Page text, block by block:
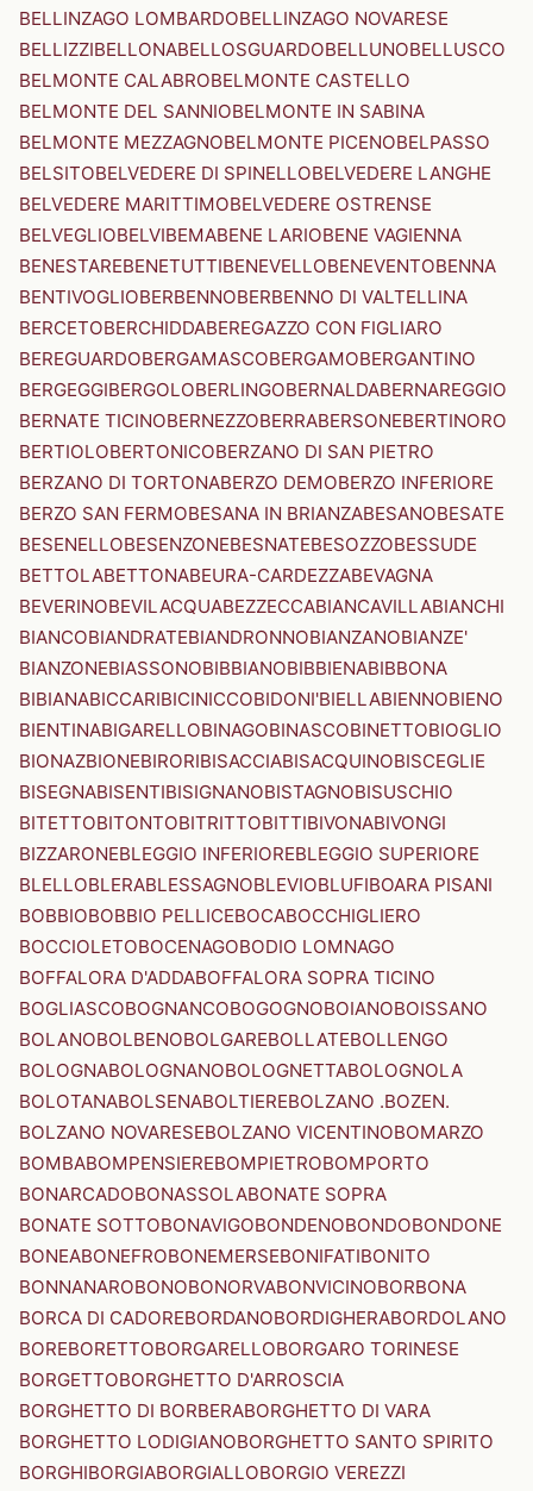
BELLINZAGO LOMBARDOBELLINZAGO NOVARESE
BELLIZZIBELLONABELLOSGUARDOBELLUNOBELLUSCO
BELMONTE CALABROBELMONTE CASTELLO
BELMONTE DEL SANNIOBELMONTE IN SABINA
BELMONTE MEZZAGNOBELMONTE PICENOBELPASSO
BELSITOBELVEDERE DI SPINELLOBELVEDERE LANGHE
BELVEDERE MARITTIMOBELVEDERE OSTRENSE
BELVEGLIOBELVIBEMABENE LARIOBENE VAGIENNA
BENESTAREBENETUTTIBENEVELLOBENEVENTOBENNA
BENTIVOGLIOBERBENNOBERBENNO DI VALTELLINA
BERCETOBERCHIDDABEREGAZZO CON FIGLIARO
BEREGUARDOBERGAMASCOBERGAMOBERGANTINO
BERGEGGIBERGOLOBERLINGOBERNALDABERNAREGGIO
BERNATE TICINOBERNEZZOBERRABERSONEBERTINORO
BERTIOLOBERTONICOBERZANO DI SAN PIETRO
BERZANO DI TORTONABERZO DEMOBERZO INFERIORE
BERZO SAN FERMOBESANA IN BRIANZABESANOBESATE
BESENELLOBESENZONEBESNATEBESOZZOBESSUDE
BETTOLABETTONABEURA-CARDEZZABEVAGNA
BEVERINOBEVILACQUABEZZECCABIANCAVILLABIANCHI
BIANCOBIANDRATEBIANDRONNOBIANZANOBIANZE'
BIANZONEBIASSONOBIBBIANOBIBBIENABIBBONA
BIBIANABICCARIBICINICCOBIDONI'BIELLABIENNOBIENO
BIENTINABIGARELLOBINAGOBINASCOBINETTOBIOGLIO
BIONAZBIONEBIRORIBISACCIABISACQUINOBISCEGLIE
BISEGNABISENTIBISIGNANOBISTAGNOBISUSCHIO
BITETTOBITONTOBITRITTOBITTIBIVONABIVONGI
BIZZARONEBLEGGIO INFERIOREBLEGGIO SUPERIORE
BLELLOBLERABLESSAGNOBLEVIOBLUFIBOARA PISANI
BOBBIOBOBBIO PELLICEBOCABOCCHIGLIERO
BOCCIOLETOBOCENAGOBODIO LOMNAGO
BOFFALORA D'ADDABOFFALORA SOPRA TICINO
BOGLIASCOBOGNANCOBOGOGNOBOIANOBOISSANO
BOLANOBOLBENOBOLGAREBOLLATEBOLLENGO
BOLOGNABOLOGNANOBOLOGNETTABOLOGNOLA
BOLOTANABOLSENABOLTIEREBOLZANO .BOZEN.
BOLZANO NOVARESEBOLZANO VICENTINOBOMARZO
BOMBABOMPENSIEREBOMPIETROBOMPORTO
BONARCADOBONASSOLABONATE SOPRA
BONATE SOTTOBONAVIGOBONDENOBONDOBONDONE
BONEABONEFROBONEMERSEBONIFATIBONITO
BONNANAROBONOBONORVABONVICINOBORBONA
BORCA DI CADOREBORDANOBORDIGHERABORDOLANO
BOREBORETTOBORGARELLOBORGARO TORINESE
BORGETTOBORGHETTO D'ARROSCIA
BORGHETTO DI BORBERABORGHETTO DI VARA
BORGHETTO LODIGIANOBORGHETTO SANTO SPIRITO
BORGHIBORGIABORGIALLOBORGIO VEREZZI